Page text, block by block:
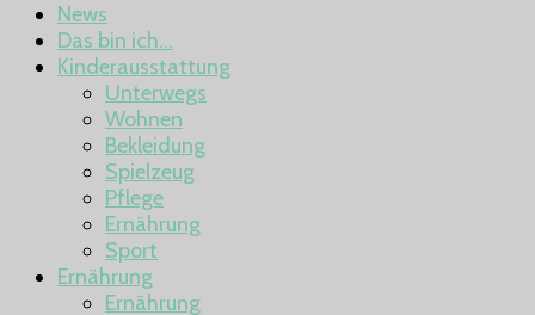
News
Das bin ich…
Kinderausstattung
Unterwegs
Wohnen
Bekleidung
Spielzeug
Pflege
Ernährung
Sport
Ernährung
Ernährung